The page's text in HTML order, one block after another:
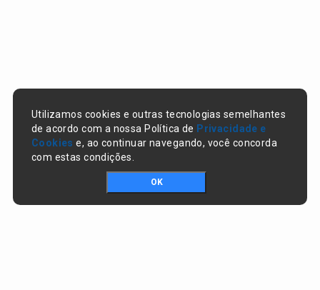
Utilizamos cookies e outras tecnologias semelhantes
de acordo com a nossa Política de Privacidade e
Cookies e, ao continuar navegando, você concorda
com estas condições.
OK